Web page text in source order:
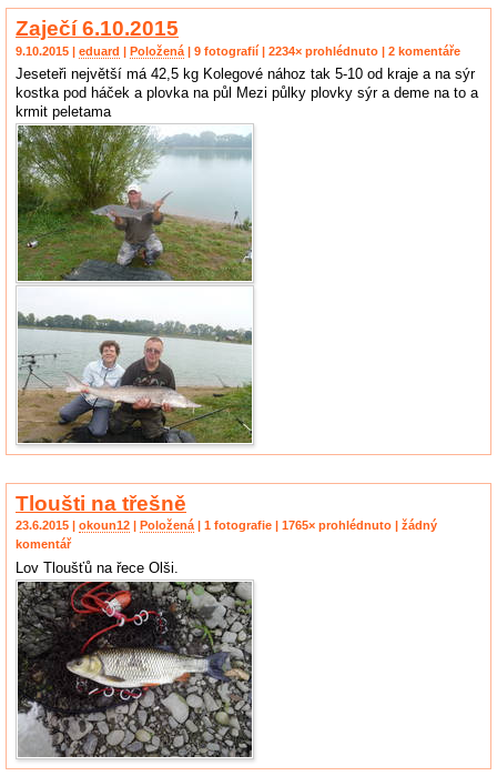
Zaječí 6.10.2015
9.10.2015 | eduard | Položená | 9 fotografií | 2234× prohlédnuto | 2 komentáře
Jeseteři největší má 42,5 kg Kolegové nához tak 5-10 od kraje a na sýr
kostka pod háček a plovka na půl Mezi půlky plovky sýr a deme na to a
krmit peletama
Tloušti na třešně
23.6.2015 | okoun12 Položená | 1 fotografie | 1765× prohlédnuto | žádný
komentář
Lov Tloušťů na řece Olši.